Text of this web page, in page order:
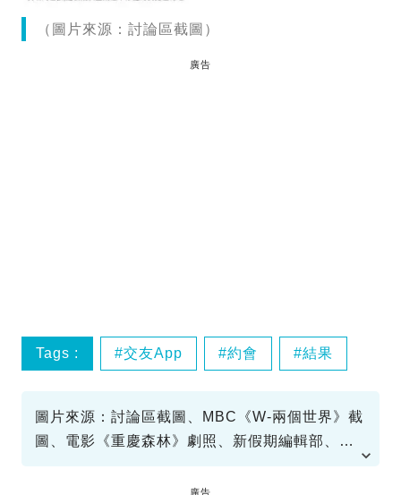
（圖片來源：討論區截圖）
廣告
Tags : 交友App 約會 結果
圖片來源：討論區截圖、MBC《W-兩個世界》截
圖、電影《重慶森林》劇照、新假期編輯部、
tvN《愛的迫降》截圖、MBC《舉重妖精金福
廣告